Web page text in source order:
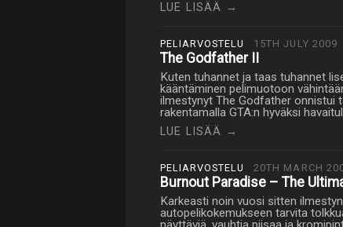
LUE LISÄÄ →
PELIARVOSTELU 15TH JULY 2009
The Godfather II
Kuten tuhannet ja taas tuhannet
kääntäminen pelimuotoon
ilmestynyt The Godfather onnistui
rakentamalla GTA:n hyväksi
LUE LISÄÄ →
PELIARVOSTELU 20TH MARCH
Burnout Paradise – The
Karkeasti noin vuosi sitten
autopelikokemukseen tarvita